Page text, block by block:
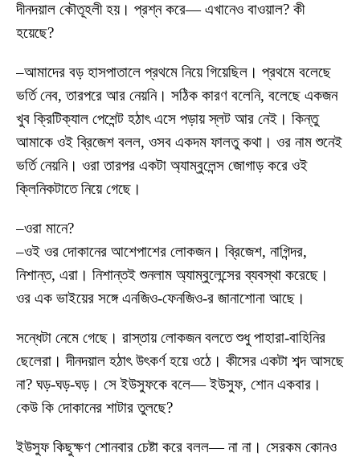
দীনদয়াল কৌতূহলী হয়। প্রশ্ন করে— এখানেও বাওয়াল? কী
হয়েছে?
–আমাদের বড় হাসপাতালে প্রথমে নিয়ে গিয়েছিল। প্রথমে বলেছে
ভর্তি নেব, তারপরে আর নেয়নি। সঠিক কারণ বলেনি, বলেছে একজন
খুব ক্রিটিক্যাল পেশেন্ট হঠাৎ এসে পড়ায় স্লট আর নেই। কিন্তু
আমাকে ওই ব্রিজেশ বলল, ওসব একদম ফালতু কথা। ওর নাম শুনেই
ভর্তি নেয়নি। ওরা তারপর একটা অ্যাম্বুলেন্স জোগাড় করে ওই
ক্লিনিকটাতে নিয়ে গেছে।
–ওরা মানে?
–ওই ওর দোকানের আশেপাশের লোকজন। ব্রিজেশ, নাগিন্দর,
নিশান্ত, এরা। নিশান্তই শুনলাম অ্যাম্বুলেন্সের ব্যবস্থা করেছে।
ওর এক ভাইয়ের সঙ্গে এনজিও-ফেনজিও-র জানাশোনা আছে।
সন্ধেটা নেমে গেছে। রাস্তায় লোকজন বলতে শুধু পাহারা-বাহিনির
ছেলেরা। দীনদয়াল হঠাৎ উৎকর্ণ হয়ে ওঠে। কীসের একটা শব্দ আসছে
না? ঘড়-ঘড়-ঘড়। সে ইউসুফকে বলে— ইউসুফ, শোন একবার।
কেউ কি দোকানের শাটার তুলছে?
ইউসুফ কিছুক্ষণ শোনবার চেষ্টা করে বলল— না না। সেরকম কোনও